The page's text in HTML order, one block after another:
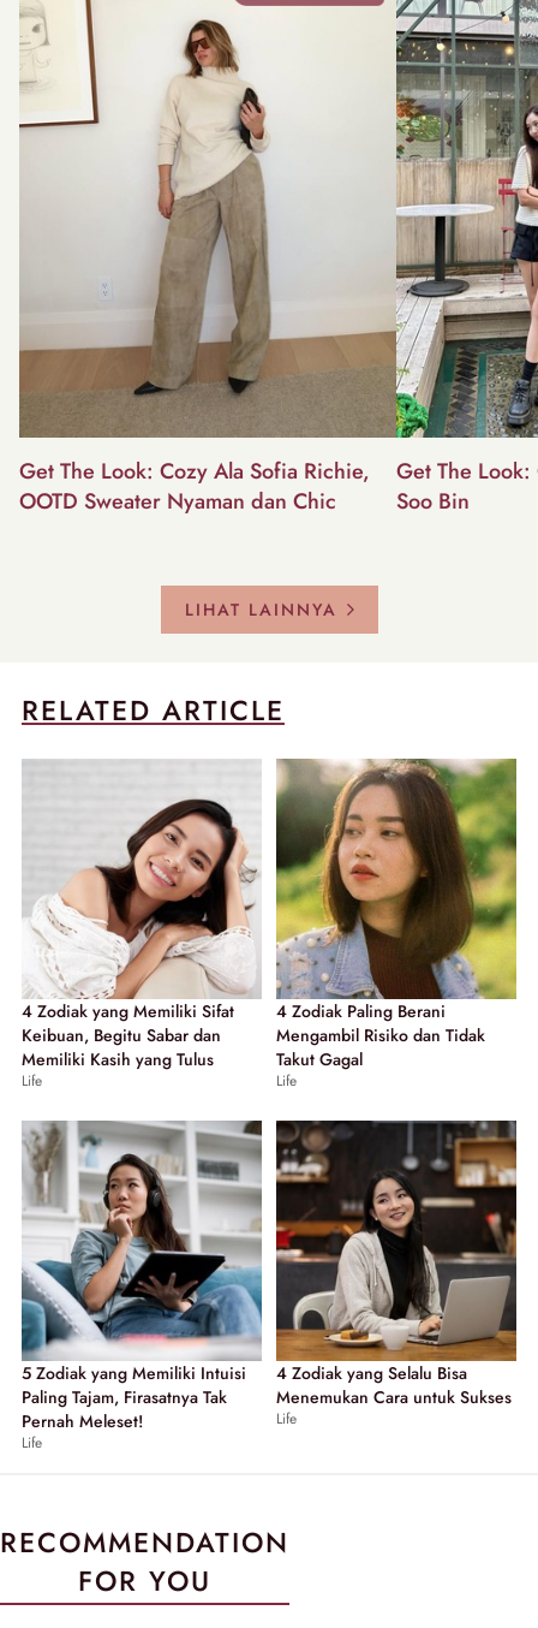
Get The Look: Cozy Ala Sofia Richie,
OOTD Sweater Nyaman dan Chic
Get The Look:
Soo Bin
LIHAT LAINNYA
RELATED ARTICLE
4 Zodiak yang Memiliki Sifat
Keibuan, Begitu Sabar dan
Memiliki Kasih yang Tulus
Life
4 Zodiak Paling Berani
Mengambil Risiko dan Tidak
Takut Gagal
Life
5 Zodiak yang Memiliki Intuisi
Paling Tajam, Firasatnya Tak
Pernah Meleset!
Life
4 Zodiak yang Selalu Bisa
Menemukan Cara untuk Sukses
Life
RECOMMENDATION
FOR YOU